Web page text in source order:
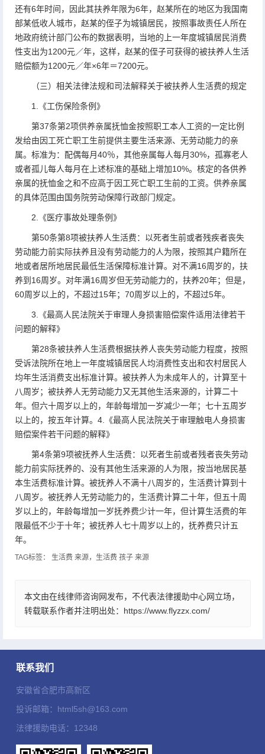
还有6年时间，因此其扶养年限为6年，赵某所在的地区为我国南
部某低收人城市，赵某的侄子为城镇居民，按照事故责任人所在
地政府统计部门公布的数据表明，当地的上一年度城镇居民消费
性支出为1200元／年，这样，赵某的侄子可获得的被扶养人生活
赔偿额为1200元／年×6年＝7200元。
（三）相关法律法规和司法解释关于被扶养人生活费的规定
1.《工伤保险条例》
第37条第2项供养亲属抚恤金按照职工本人工资的一定比例
发给由因工死亡职工生前提供主要生活来源、无劳动能力的亲
属。标准为：配偶每月40％，其他亲属每人每月30%，孤寡老人
或者孤儿每人每月在上述标准的基础上增加10%。核定的各供养
亲属的抚恤金之和不应高于因工死亡职工生前的工资。供养亲属
的具体范围由国务院劳动保障行政部门规定。
2.《医疗事故处理条例》
第50条第8项被扶养人生活费：以死者生前或者残疾者丧失
劳动能力前实际扶养且没有劳动能力的人为限，按照其户籍所在
地或者居所地居民最低生活保障标准计算。对不满16周岁的，扶
养到16周岁。对年满16周岁但无劳动能力的，扶养20年；但是，
60周岁以上的，不超过15年；70周岁以上的，不超过5年。
3.《最高人民法院关于审理人身损害赔偿案件适用法律若干
问题的解释》
第28条被扶养人生活费根据扶养人丧失劳动能力程度，按照
受诉法院所在地上一年度城镇居民人均消费性支出和农村居民人
均年生活消费支出标准计算。被扶养人为未成年人的，计算至十
八周岁；被扶养人无劳动能力又无其他生活来源的，计算二十
年。但六十周岁以上的，年龄每增加一岁减少一年；七十五周岁
以上的，按五年计算。4.《最高人民法院关于审理触电人身损害
赔偿案件若干问题的解释》
第4条第9项被抚养人生活费：以死者生前或者残者丧失劳动
能力前实际抚养的、没有其他生活来源的人为限，按当地居民基
本生活费标准计算。被抚养人不满十八周岁的，生活费计算到十
八周岁。被抚养人无劳动能力的，生活费计算二十年，但五十周
岁以上的，年龄每增加一岁抚养费少计一年，但计算生活费的年
限最低不少于十年；被抚养人七十周岁以上的，抚养费只计五
年。
TAG标签： 生活费 来源，生活费 孩子 来源
本文由在线律师咨询网发布，不代表法律援助中心网立场，
转载联系作者并注明出处：https://www.flyzzx.com/
联系我们
安徽省合肥市高新区
投诉邮箱：html5sh@163.com
法律援助电话：12348